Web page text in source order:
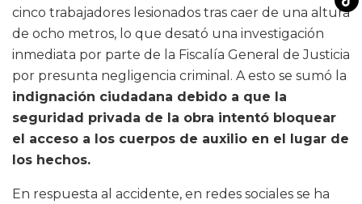
cinco trabajadores lesionados tras caer de una altura
de ocho metros, lo que desató una investigación
inmediata por parte de la Fiscalía General de Justicia
por presunta negligencia criminal. A esto se sumó la
indignación ciudadana debido a que la
seguridad privada de la obra intentó bloquear
el acceso a los cuerpos de auxilio en el lugar de
los hechos.
En respuesta al accidente, en redes sociales se ha